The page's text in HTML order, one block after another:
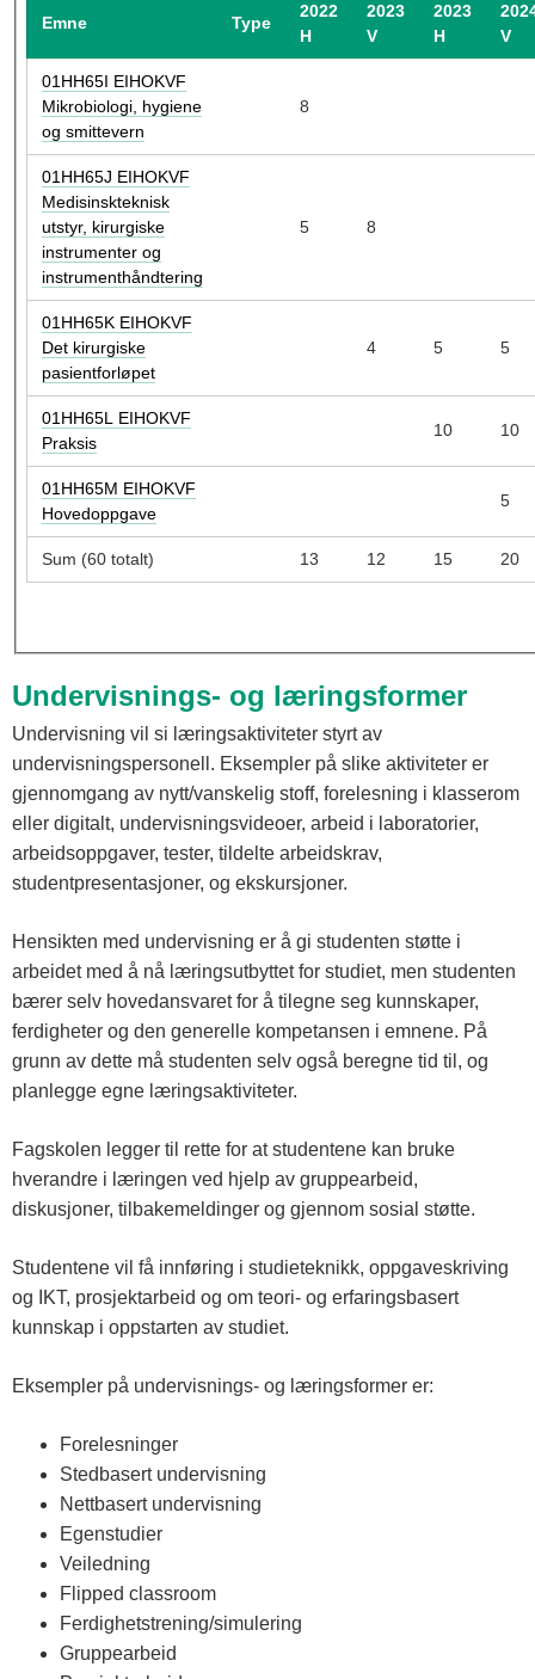
Emne Type
2022
H
2023
V
2023
H
V
01HH65I EIHOKVF
Mikrobiologi, hygiene
og smittevern
8
01HH65J EIHOKVF
Medisinskteknisk
utstyr, kirurgiske
instrumenter og
instrumenthåndtering
5 8
01HH65K EIHOKVF
Det kirurgiske
pasientforløpet
4 5 5
01HH65L EIHOKVF
Praksis
10 10
01HH65M EIHOKVF
Hovedoppgave
5
Sum (60 totalt) 13 12 15 20
Undervisnings- og læringsformer
Undervisning vil si læringsaktiviteter styrt av
undervisningspersonell. Eksempler på slike aktiviteter er
gjennomgang av nytt/vanskelig stoff, forelesning i klasserom
eller digitalt, undervisningsvideoer, arbeid i laboratorier,
arbeidsoppgaver, tester, tildelte arbeidskrav,
studentpresentasjoner, og ekskursjoner.
Hensikten med undervisning er å gi studenten støtte i
arbeidet med å nå læringsutbyttet for studiet, men studenten
bærer selv hovedansvaret for å tilegne seg kunnskaper,
ferdigheter og den generelle kompetansen i emnene. På
grunn av dette må studenten selv også beregne tid til, og
planlegge egne læringsaktiviteter.
Fagskolen legger til rette for at studentene kan bruke
hverandre i læringen ved hjelp av gruppearbeid,
diskusjoner, tilbakemeldinger og gjennom sosial støtte.
Studentene vil få innføring i studieteknikk, oppgaveskriving
og IKT, prosjektarbeid og om teori- og erfaringsbasert
kunnskap i oppstarten av studiet.
Eksempler på undervisnings- og læringsformer er:
Forelesninger
Stedbasert undervisning
Nettbasert undervisning
Egenstudier
Veiledning
Flipped classroom
Ferdighetstrening/simulering
Gruppearbeid